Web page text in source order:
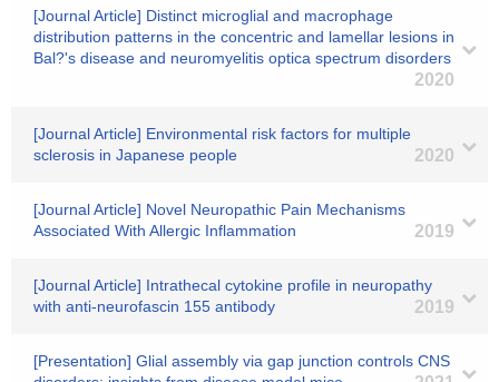
[Journal Article] Distinct microglial and macrophage
distribution patterns in the concentric and lamellar lesions in
Bal?'s disease and neuromyelitis optica spectrum disorders
2020
[Journal Article] Environmental risk factors for multiple
sclerosis in Japanese people
2020
[Journal Article] Novel Neuropathic Pain Mechanisms
Associated With Allergic Inflammation
2019
[Journal Article] Intrathecal cytokine profile in neuropathy
with anti‐neurofascin 155 antibody
2019
[Presentation] Glial assembly via gap junction controls CNS